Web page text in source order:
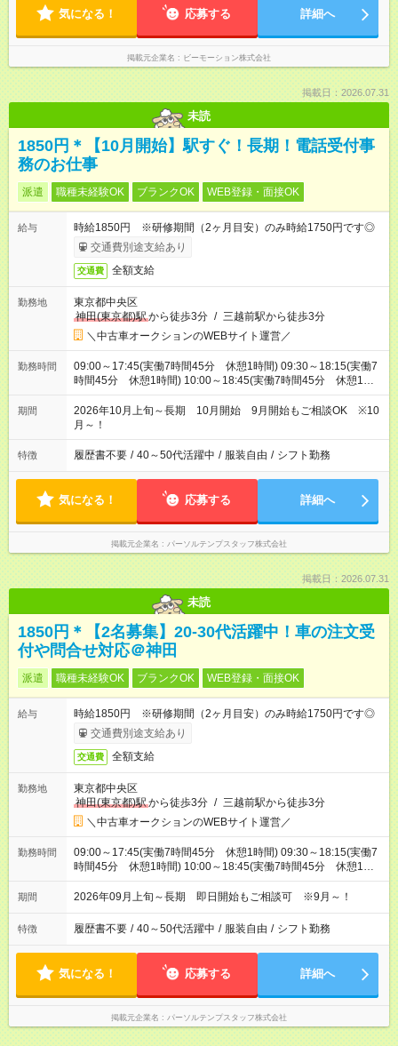
気になる！ 応募する 詳細へ
掲載元企業名 ビーモーション株式会社
掲載日：2026.07.31
未読
1850円＊【10月開始】駅すぐ！長期！電話受付事
務のお仕事
派遣 職種未経験OK ブランクOK WEB登録・面接OK
給与
時給1850円 ※研修期間（2ヶ月目安）のみ時給1750円です◎
交通費別途支給あり
交通費 全額支給
勤務地
東京都中央区
神田(東京都)駅から徒歩3分 / 三越前駅から徒歩3分
＼中古車オークションのWEBサイト運営／
勤務時間
09:00～17:45(実働7時間45分 休憩1時間) 09:30～18:15(実働7
時間45分 休憩1時間) 10:00～18:45(実働7時間45分 休憩1時
間) ※基本は9:00～17:45
期間
2026年10月上旬～長期 10月開始 9月開始もご相談OK ※10
月～！
特徴 履歴書不要 / 40～50代活躍中 / 服装自由 / シフト勤務
気になる！ 応募する 詳細へ
掲載元企業名 パーソルテンプスタッフ株式会社
掲載日：2026.07.31
未読
1850円＊【2名募集】20-30代活躍中！車の注文受
付や問合せ対応＠神田
派遣 職種未経験OK ブランクOK WEB登録・面接OK
給与
時給1850円 ※研修期間（2ヶ月目安）のみ時給1750円です◎
交通費別途支給あり
交通費 全額支給
勤務地
東京都中央区
神田(東京都)駅から徒歩3分 / 三越前駅から徒歩3分
＼中古車オークションのWEBサイト運営／
勤務時間
09:00～17:45(実働7時間45分 休憩1時間) 09:30～18:15(実働7
時間45分 休憩1時間) 10:00～18:45(実働7時間45分 休憩1時
間) ※基本は9:00～17:45
期間 2026年09月上旬～長期 即日開始もご相談可 ※9月～！
特徴 履歴書不要 / 40～50代活躍中 / 服装自由 / シフト勤務
気になる！ 応募する 詳細へ
掲載元企業名 パーソルテンプスタッフ株式会社